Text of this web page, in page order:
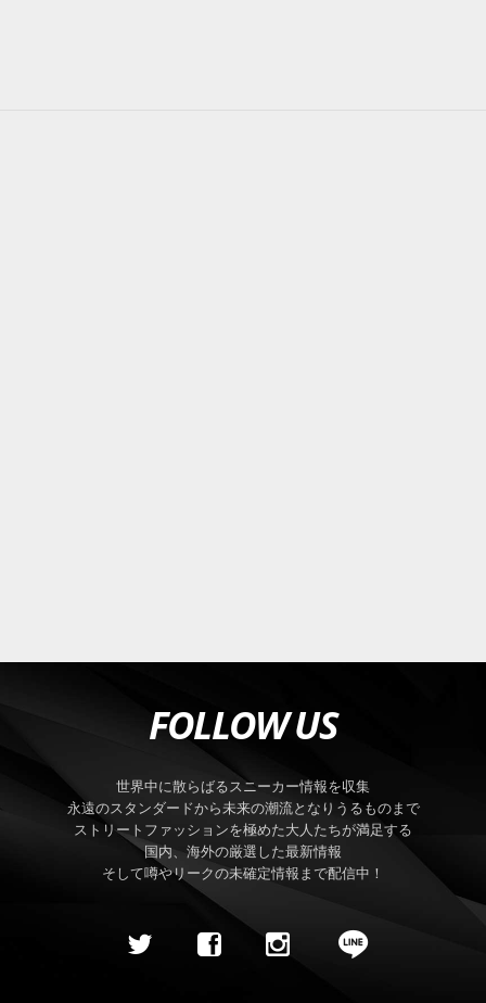
FOLLOW US
世界中に散らばるスニーカー情報を収集
永遠のスタンダードから未来の潮流となりうるものまで
ストリートファッションを極めた大人たちが満足する
国内、海外の厳選した最新情報
そして噂やリークの未確定情報まで配信中！